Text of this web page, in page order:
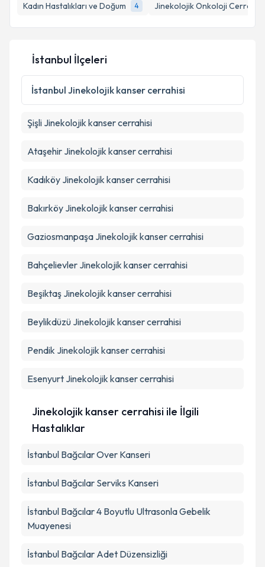
Kadın Hastalıkları ve Doğum 4
Jinekolojik Onkoloji Cerrahisi
Kişisel verilerimin işlenmesine ilişkinAydınlatma
Metni
'ni okudum ve kişisel verilerimin belirtilen
kapsamda işlenmesini kabul ediyorum.
İstanbul İlçeleri
İstanbul Jinekolojik kanser cerrahisi
Şişli Jinekolojik kanser cerrahisi
Ataşehir Jinekolojik kanser cerrahisi
Kadıköy Jinekolojik kanser cerrahisi
Bakırköy Jinekolojik kanser cerrahisi
Gaziosmanpaşa Jinekolojik kanser cerrahisi
Bahçelievler Jinekolojik kanser cerrahisi
Beşiktaş Jinekolojik kanser cerrahisi
Beylikdüzü Jinekolojik kanser cerrahisi
Pendik Jinekolojik kanser cerrahisi
Esenyurt Jinekolojik kanser cerrahisi
Jinekolojik kanser cerrahisi ile İlgili
Hastalıklar
İstanbul Bağcılar Over Kanseri
İstanbul Bağcılar Serviks Kanseri
İstanbul Bağcılar 4 Boyutlu Ultrasonla Gebelik
Muayenesi
İstanbul Bağcılar Adet Düzensizliği